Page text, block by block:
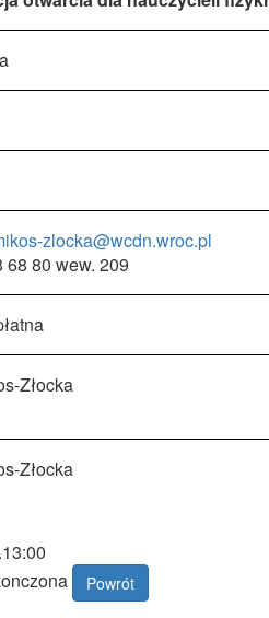
zlocka@wcdn.wroc.pl
68 80 wew. 209
Złocka
Złocka
Powrót